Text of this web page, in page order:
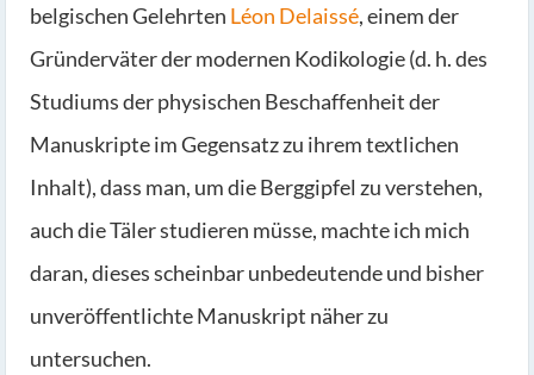
belgischen Gelehrten Léon Delaissé, einem der
Gründerväter der modernen Kodikologie (d. h. des
Studiums der physischen Beschaffenheit der
Manuskripte im Gegensatz zu ihrem textlichen
Inhalt), dass man, um die Berggipfel zu verstehen,
auch die Täler studieren müsse, machte ich mich
daran, dieses scheinbar unbedeutende und bisher
unveröffentlichte Manuskript näher zu
untersuchen.